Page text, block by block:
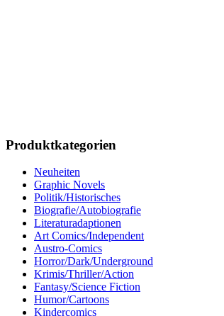
Produktkategorien
Neuheiten
Graphic Novels
Politik/Historisches
Biografie/Autobiografie
Literaturadaptionen
Art Comics/Independent
Austro-Comics
Horror/Dark/Underground
Krimis/Thriller/Action
Fantasy/Science Fiction
Humor/Cartoons
Kindercomics